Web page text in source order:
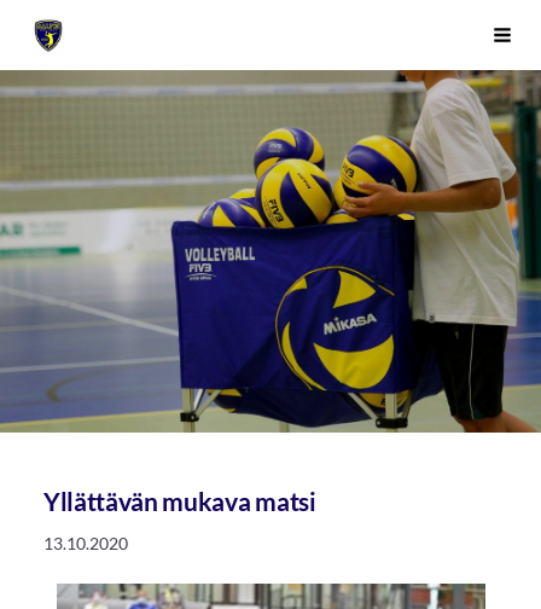
Siirry
sivunSivuston etusivulle
Yllättävän mukava matsi
13.10.2020